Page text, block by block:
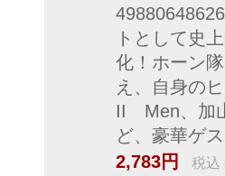
トとして史
化！ホーン
え、自身の
II Men、加
ど、豪華ゲ
2,783円
税込